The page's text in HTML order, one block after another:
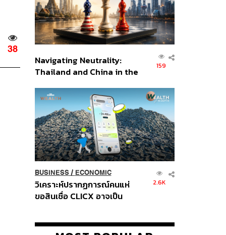
38
Navigating Neutrality:
Thailand and China in the
Order
159
BUSINESS/ ECONOMIC
วิเคราะห์ปรากฏการณ์คนแห่
ขอสินเชื่อ CLICX อาจเป็น
ปัญหาหนี้ครัวเรือนไทยที่ถูกซุก
2.6K